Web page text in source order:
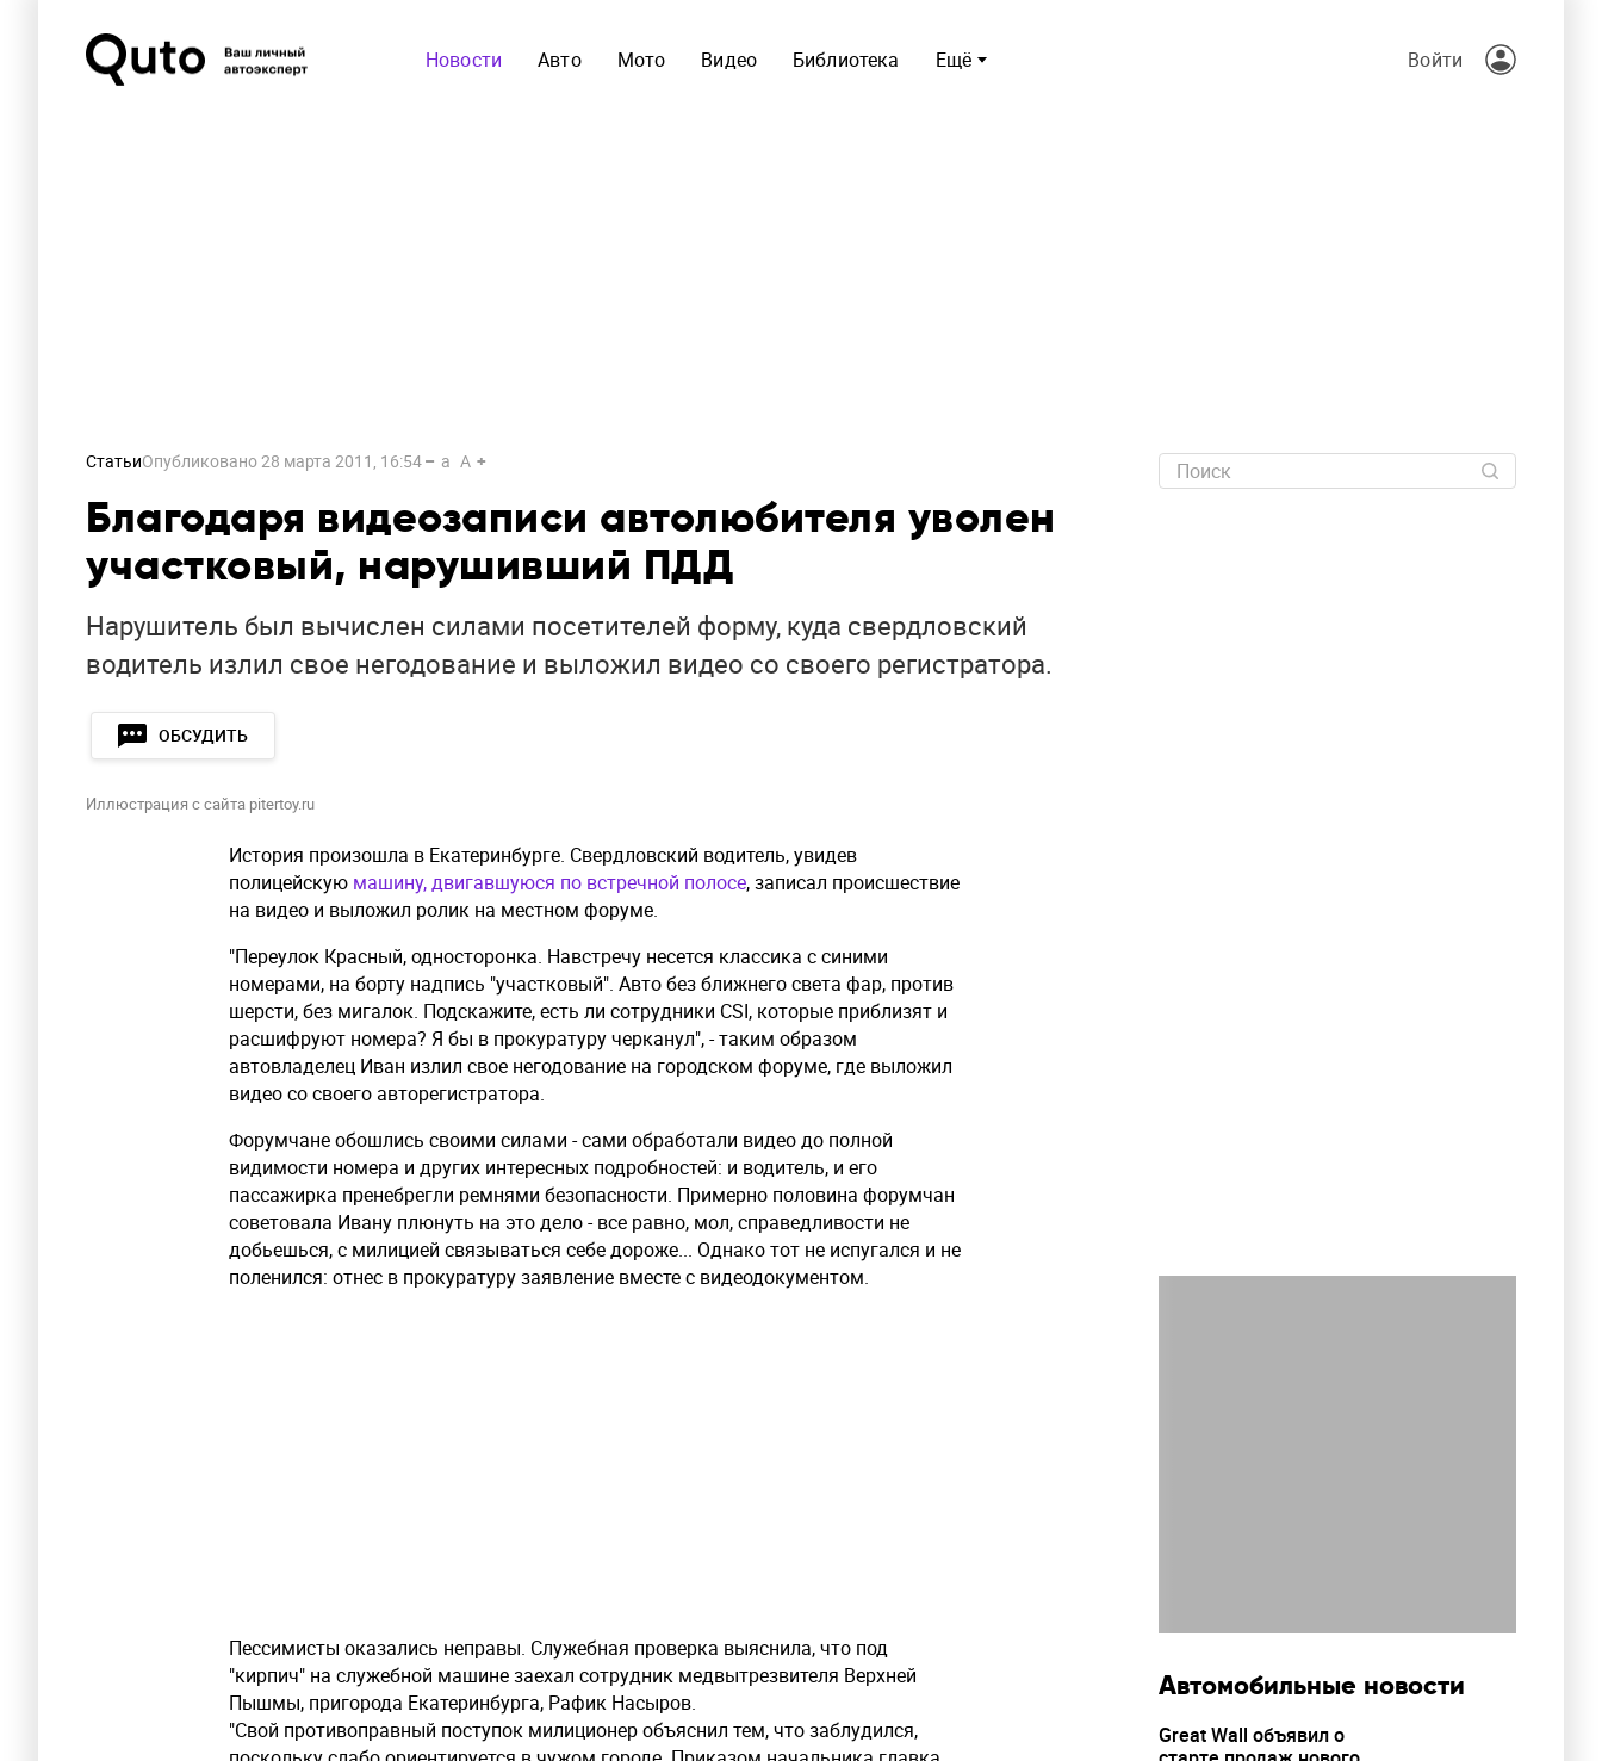
Ещё
Новости Авто Мото Видео Библиотека Войти
СтатьиОпубликовано28 марта 2011, 16:54 a A
Благодаря видеозаписи автолюбителя уволен
участковый, нарушивший ПДД
Нарушитель был вычислен силами посетителей форму, куда свердловский
водитель излил свое негодование и выложил видео со своего регистратора.
ОБСУДИТЬ
Иллюстрация с сайта pitertoy.ru
История произошла в Екатеринбурге. Свердловский водитель, увидев
полицейскую машину, двигавшуюся по встречной полосе, записал происшествие
на видео и выложил ролик на местном форуме.
"Переулок Красный, односторонка. Навстречу несется классика с синими
номерами, на борту надпись "участковый". Авто без ближнего света фар, против
шерсти, без мигалок. Подскажите, есть ли сотрудники CSI, которые приблизят и
расшифруют номера? Я бы в прокуратуру черканул", - таким образом
автовладелец Иван излил свое негодование на городском форуме, где выложил
видео со своего авторегистратора.
Форумчане обошлись своими силами - сами обработали видео до полной
видимости номера и других интересных подробностей: и водитель, и его
пассажирка пренебрегли ремнями безопасности. Примерно половина форумчан
советовала Ивану плюнуть на это дело - все равно, мол, справедливости не
добьешься, с милицией связываться себе дороже... Однако тот не испугался и не
поленился: отнес в прокуратуру заявление вместе с видеодокументом.
Пессимисты оказались неправы. Служебная проверка выяснила, что под
"кирпич" на служебной машине заехал сотрудник медвытрезвителя Верхней
Пышмы, пригорода Екатеринбурга, Рафик Насыров.
"Свой противоправный поступок милиционер объяснил тем, что заблудился,
Автомобильные новости
Great Wall объявил о